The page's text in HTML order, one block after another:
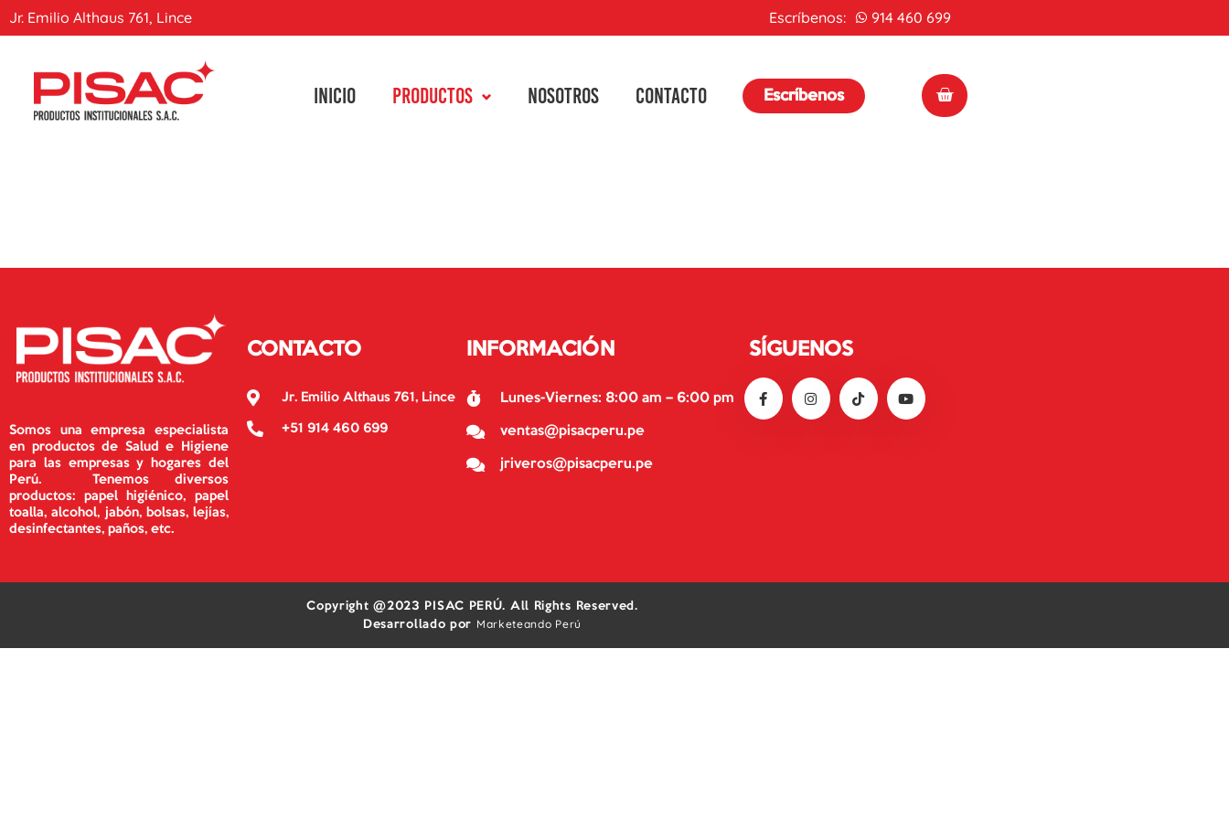
Jr. Emilio Althaus 761, Lince Escríbenos: 914 460 699
INICIO PRODUCTOS NOSOTROS CONTACTO Escríbenos
Somos una empresa especialista
en productos de Salud e Higiene
para las empresas y hogares del
Perú. Tenemos diversos
productos: papel higiénico, papel
toalla, alcohol, jabón, bolsas, lejías,
desinfectantes, paños, etc.
CONTACTO
Jr. Emilio Althaus 761, Lince
+51 914 460 699
INFORMACIÓN
Lunes-Viernes: 8:00 am – 6:00 pm
ventas@pisacperu.pe
jriveros@pisacperu.pe
SÍGUENOS
Copyright @2023 PISAC PERÚ. All Rights Reserved.
Desarrollado por Marketeando Perú